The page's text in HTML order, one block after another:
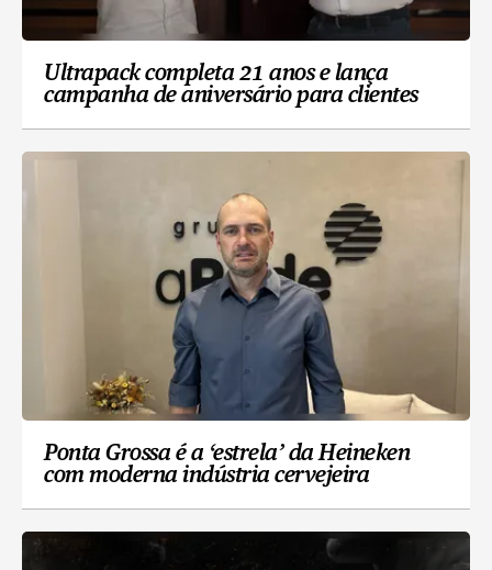
Ultrapack completa 21 anos e lança
campanha de aniversário para clientes
Ponta Grossa é a ‘estrela’ da Heineken
com moderna indústria cervejeira